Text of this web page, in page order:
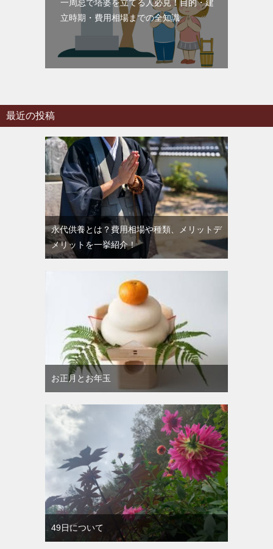
一周忌で塔婆を立てる人必見！目的・建
立時期・費用相場までの全知識
最近の投稿
永代供養とは？費用相場や種類、メリットデ
メリットを一挙紹介！
お正月とお年玉
49日について